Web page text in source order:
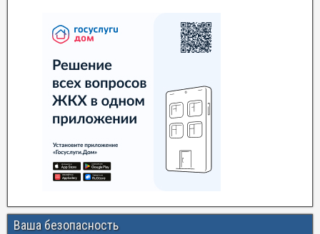
Ваша безопасность